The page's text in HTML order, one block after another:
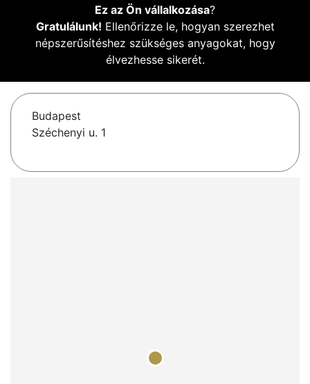
Ez az Ön vállalkozása?
Gratulálunk! Ellenőrizze le, hogyan szerezhet
népszerűsítéshez szükséges anyagokat, hogy
élvezhesse sikerét.
Budapest
Széchenyi u. 1